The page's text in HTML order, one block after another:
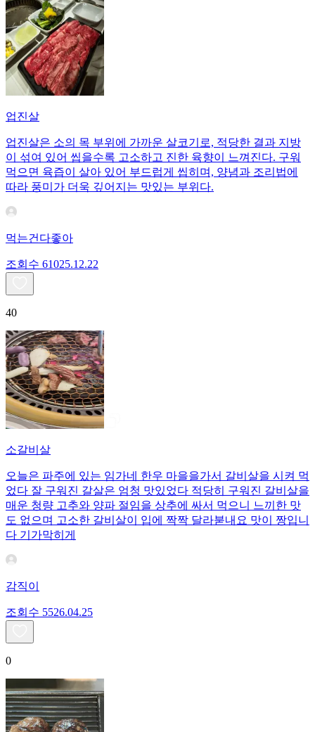
업진살
업진살은 소의 목 부위에 가까운 살코기로, 적당한 결과 지방
이 섞여 있어 씹을수록 고소하고 진한 육향이 느껴진다. 구워
먹으면 육즙이 살아 있어 부드럽게 씹히며, 양념과 조리법에
따라 풍미가 더욱 깊어지는 맛있는 부위다.
먹는건다좋아
조회수 61025.12.22
40
소갈비살
오늘은 파주에 있는 임가네 한우 마을을가서 갈비살을 시켜 먹
었다 잘 구워진 갈살은 엄청 맛있었다 적당히 구워진 갈비살을
매운 청량 고추와 양파 절임을 상추에 싸서 먹으니 느끼한 맛
도 없으며 고소한 갈비살이 입에 짝짝 달라붇내요 맛이 짱입니
다 기가막히게
감직이
조회수 5526.04.25
0